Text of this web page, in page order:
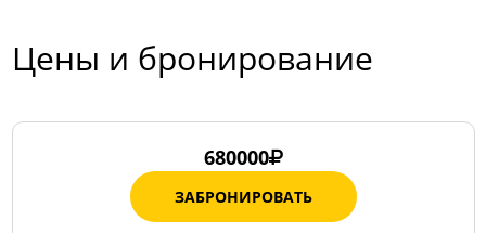
Цены и бронирование
680000
ЗАБРОНИРОВАТЬ